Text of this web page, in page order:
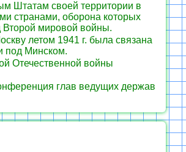
Штатам своей территории в
странами, оборона которых
мировой войны.
летом 1941 г. была связана
под Минском.
Отечественной войны
глав ведущих держав